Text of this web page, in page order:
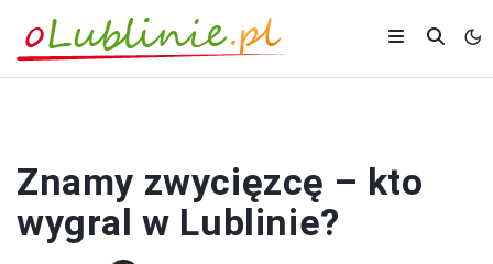
Znamy zwycięzcę – kto
wygral w Lublinie?